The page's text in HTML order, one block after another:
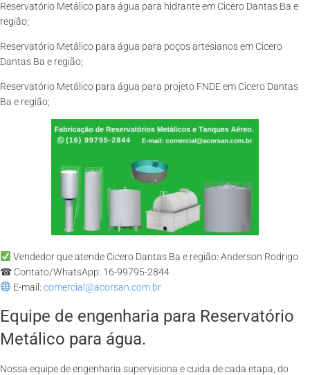
Reservatório Metálico para água para hidrante em Cicero Dantas Ba e
região;
Reservatório Metálico para água para poços artesianos em Cicero
Dantas Ba e região;
Reservatório Metálico para água para projeto FNDE em Cicero Dantas
Ba e região;
Vendedor que atende Cicero Dantas Ba e região: Anderson Rodrigo
☎ Contato/WhatsApp: 16-99795-2844
E-mail: comercial@acorsan.com.br
Equipe de engenharia para Reservatório
Metálico para água.
Nossa equipe de engenharia supervisiona e cuida de cada etapa, do